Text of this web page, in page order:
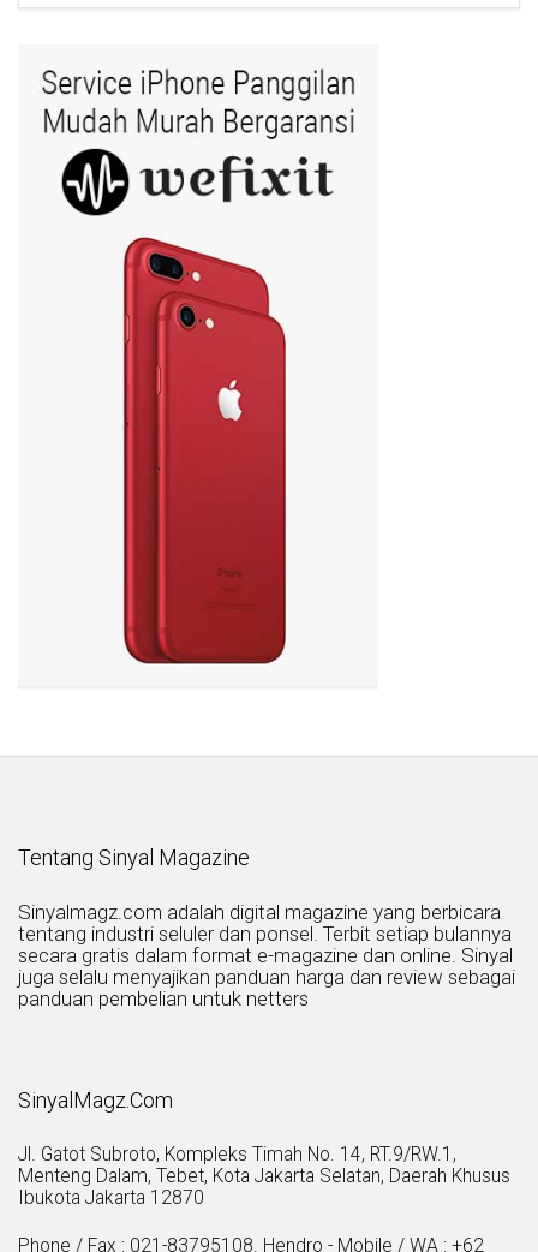
Tentang Sinyal Magazine
Sinyalmagz.com adalah digital magazine yang berbicara
tentang industri seluler dan ponsel. Terbit setiap bulannya
secara gratis dalam format e-magazine dan online. Sinyal
juga selalu menyajikan panduan harga dan review sebagai
panduan pembelian untuk netters
SinyalMagz.Com
Jl. Gatot Subroto, Kompleks Timah No. 14, RT.9/RW.1,
Menteng Dalam, Tebet, Kota Jakarta Selatan, Daerah Khusus
Ibukota Jakarta 12870
Phone / Fax : 021-83795108. Hendro - Mobile / WA : +62